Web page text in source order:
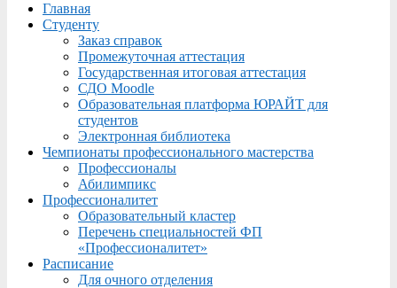
Menu
Главная
Студенту
Заказ справок
Промежуточная аттестация
Государственная итоговая аттестация
СДО Moodle
Образовательная платформа ЮРАЙТ для
студентов
Электронная библиотека
Чемпионаты профессионального мастерства
Профессионалы
Абилимпикс
Профессионалитет
Образовательный кластер
Перечень специальностей ФП
«Профессионалитет»
Расписание
Для очного отделения